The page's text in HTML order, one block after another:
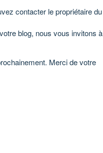
contacter le propriétaire du
blog, nous vous invitons à
Merci de votre